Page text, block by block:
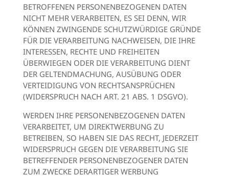
BETROFFENEN PERSONENBEZOGENEN DATEN
NICHT MEHR VERARBEITEN, ES SEI DENN, WIR
KÖNNEN ZWINGENDE SCHUTZWÜRDIGE GRÜNDE
FÜR DIE VERARBEITUNG NACHWEISEN, DIE IHRE
INTERESSEN, RECHTE UND FREIHEITEN
ÜBERWIEGEN ODER DIE VERARBEITUNG DIENT
DER GELTENDMACHUNG, AUSÜBUNG ODER
VERTEIDIGUNG VON RECHTSANSPRÜCHEN
(WIDERSPRUCH NACH ART. 21 ABS. 1 DSGVO).
WERDEN IHRE PERSONENBEZOGENEN DATEN
VERARBEITET, UM DIREKTWERBUNG ZU
BETREIBEN, SO HABEN SIE DAS RECHT, JEDERZEIT
WIDERSPRUCH GEGEN DIE VERARBEITUNG SIE
BETREFFENDER PERSONENBEZOGENER DATEN
ZUM ZWECKE DERARTIGER WERBUNG